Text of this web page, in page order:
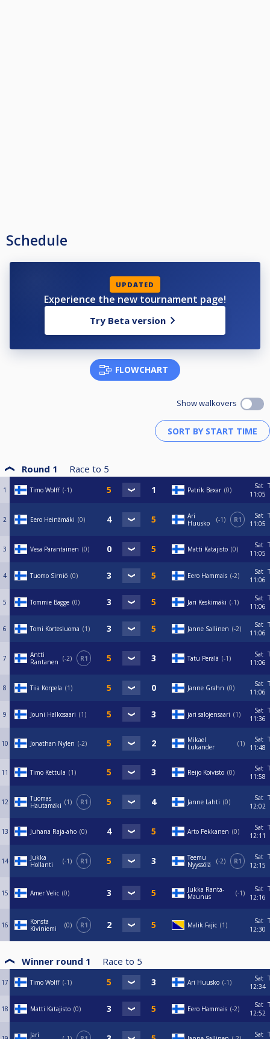
Schedule
UPDATED
Experience the new tournament page!
Try Beta version
FLOWCHART
Show walkovers
Round 1 Race to 5
1 Timo Wolff -1 Patrik Bexar 0
Sat
11:05
2 Eero Heinämäki 0
Ari
Huusko
-1 R1
Sat
11:05
3 Vesa Parantainen 0 Matti Katajisto 0
Sat
11:05
4 Tuomo Sirniö 0 Eero Hammais -2
Sat
11:06
5 Tommie Bagge 0 Jari Keskimäki -1
Sat
11:06
6 Tomi Kortesluoma 1 Janne Sallinen -2
Sat
11:06
7
Antti
Rantanen
-2 R1 Tatu Perälä -1
Sat
11:06
8 Tiia Korpela 1 Janne Grahn 0
Sat
11:06
9 Jouni Halkosaari 1 jari salojensaari 1
Sat
11:36
10 Jonathan Nylen -2
Mikael
Lukander
1
Sat
11:48
11 Timo Kettula 1 Reijo Koivisto 0
Sat
11:58
12
Tuomas
Hautamäki
1 R1 Janne Lahti 0
Sat
12:02
13 Juhana Raja-aho 0 Arto Pekkanen 0
Sat
12:11
14
Jukka
Hollanti
-1 R1
Teemu
Nyyssölä
-2 R1
Sat
12:15
15 Amer Velic 0
Jukka Ranta-
Maunus
-1
Sat
12:16
16
Konsta
Kiviniemi
0 R1 Malik Fajic 1
Sat
12:30
Winner round 1 Race to 5
17 Timo Wolff -1 Ari Huusko -1
Sat
12:34
18 Matti Katajisto 0 Eero Hammais -2
Sat
12:52
Jari
Sat